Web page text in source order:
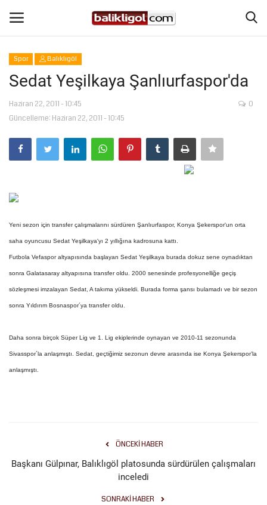
Giriş Yap
Anasayfa
Köşe Yazıları
Şanlıurfa
Eğitim
Spor
Gündem
Ekonomi
Künye
Spor Balıklıgöl
Sedat Yeşilkaya Şanlıurfaspor'da
Haziran 22, 2011 - 10:45
Güncelleme: Haziran 22, 2011 - 10:45
0
Yeni sezon için transfer çalışmalarını sürdüren Şanlıurfaspor, Konya Şekerspor'un orta
saha oyuncusu Sedat Yeşilkaya'yı 2 yıllığına kadrosuna kattı.
Futbola Vefaspor altyapısında başlayan Sedat Yeşilkaya burada dokuz sene oynadıktan
sonra Galatasaray altyapısına transfer oldu. 2000 senesinde profesyonelliğe geçiş
sözleşmesi imzalayan Sedat, A takıma yükseldi. Burada forma şansı bulamadı ve bir sezon
sonra Yıldırım Bosnaspor´ya transfer oldu.
Daha sonra birçok Süper Lig ve 1. Lig ekiplerinde oynayan ve 2010-11 sezonunda
Sivasspor´la anlaşmıştı. Sedat, geçtiğimiz sezonun devre arasında ise Konya Şekerspor’la
anlaşmıştı.
ÖNCEKI HABER
Başkanı Gülpınar, Balıklıgöl platosunda sürdürülen çalışmaları
inceledi
SONRAKI HABER